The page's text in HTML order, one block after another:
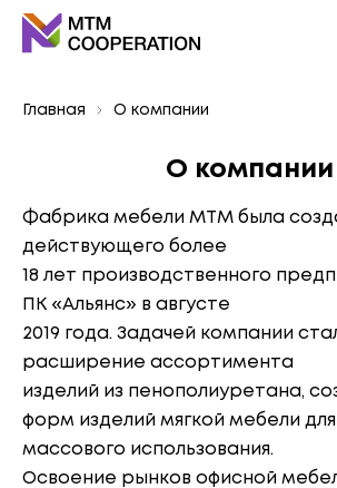
Главная О компании
О компании
Фабрика мебели МТМ была
действующего более
18 лет производственного
ПК «Альянс» в августе
2019 года. Задачей компании
расширение ассортимента
изделий из пенополиуретана,
форм изделий мягкой мебели
массового использования.
Освоение рынков офисной